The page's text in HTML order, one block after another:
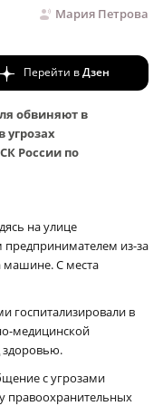
Мария Петрова
Перейти вДзен
обвиняют в
России по
на улице
предпринимателем из-за
машине. С места
госпитализировали в
медицинской
здоровью.
с угрозами
правоохранительных